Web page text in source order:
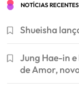
NOTÍCIAS RECENTES
Shueisha
Jung Hae-in e
de Amor,